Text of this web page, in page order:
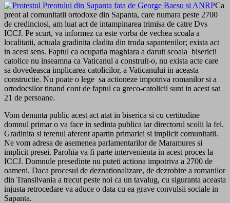
Ca
preot al comunitatii ortodoxe din Sapanta, care numara peste 2700
de credinciosi, am luat act de intampinarea trimisa de catre Dvs
ICCJ. Pe scurt, va informez ca este vorba de vechea scoala a
localitatii, actuala gradinita cladita din truda sapantenilor; exista act
in acest sens. Faptul ca ocupatia maghiara a daruit scoala bisericii
catolice nu inseamna ca Vaticanul a construit-o, nu exista acte care
sa dovedeasca implicarea catolicilor, a Vaticanului in aceasta
constructie. Nu poate o lege sa actioneze impotriva romanilor si a
ortodocsilor tinand cont de faptul ca greco-catolicii sunt in acest sat
21 de persoane.
Vom denunta public acest act atat in biserica si cu certitudine
domnul primar o va face in sedinta publica iar directorul scolii la fel.
Gradinita si terenul aferent apartin primariei si implicit comunitatii.
Ne vom adresa de asemenea parlamentarilor de Maramures si
implicit presei. Parohia va fi parte intervenienta in acest proces la
ICCJ. Domnule presedinte nu puteti actiona impotriva a 2700 de
oameni. Daca procesul de deznationalizare, de dezrobire a romanilor
din Transilvania a trecut peste noi ca un tavalug, cu siguranta aceasta
injusta retrocedare va aduce o data cu ea grave convulsii sociale in
Sapanta.